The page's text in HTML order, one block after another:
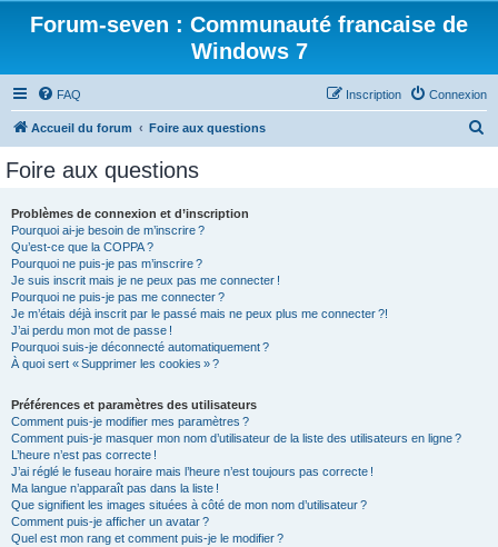
Forum-seven : Communauté francaise de
Windows 7
FAQ Connexion
Inscription
Accueil du forum Foire aux questions
Foire aux questions
Problèmes de connexion et d’inscription
Pourquoi ai-je besoin de m’inscrire ?
Qu’est-ce que la COPPA ?
Pourquoi ne puis-je pas m’inscrire ?
Je suis inscrit mais je ne peux pas me connecter !
Pourquoi ne puis-je pas me connecter ?
Je m’étais déjà inscrit par le passé mais ne peux plus me connecter ?!
J’ai perdu mon mot de passe !
Pourquoi suis-je déconnecté automatiquement ?
À quoi sert « Supprimer les cookies » ?
Préférences et paramètres des utilisateurs
Comment puis-je modifier mes paramètres ?
Comment puis-je masquer mon nom d’utilisateur de la liste des utilisateurs en ligne ?
L’heure n’est pas correcte !
J’ai réglé le fuseau horaire mais l’heure n’est toujours pas correcte !
Ma langue n’apparaît pas dans la liste !
Que signifient les images situées à côté de mon nom d’utilisateur ?
Comment puis-je afficher un avatar ?
Quel est mon rang et comment puis-je le modifier ?